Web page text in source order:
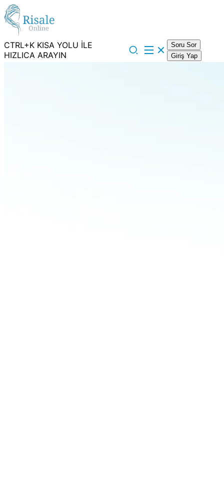
CTRL+K KISA YOLU İLE
HIZLICA ARAYIN
Soru Sor
Giriş Yap